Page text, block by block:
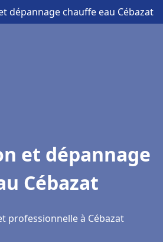
dépannage chauffe eau Cébazat
et dépannage
Cébazat
professionnelle à Cébazat